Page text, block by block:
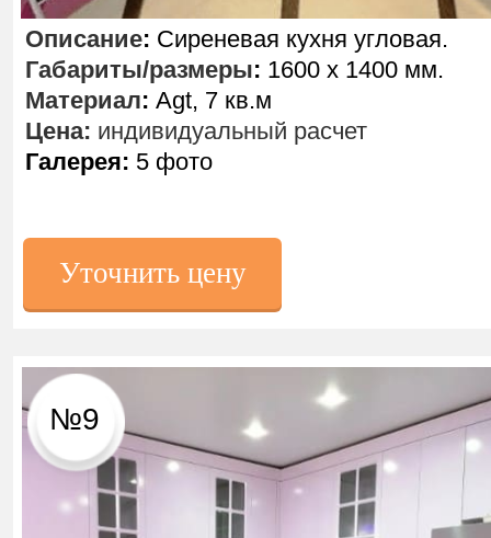
№9
Уточнить цену
Описание: Сиреневая кухня угловая.
Габариты/размеры: 1600 х 1400 мм.
Материал: Agt, 7 кв.м
Цена: индивидуальный расчет
Галерея: 5 фото